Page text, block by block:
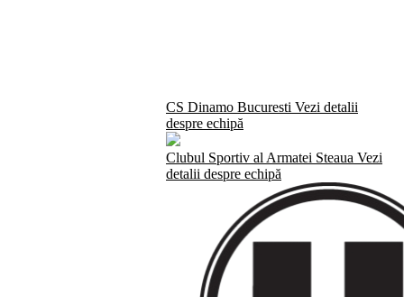
CS Dinamo Bucuresti Vezi detalii
despre echipă
Clubul Sportiv al Armatei Steaua Vezi
detalii despre echipă